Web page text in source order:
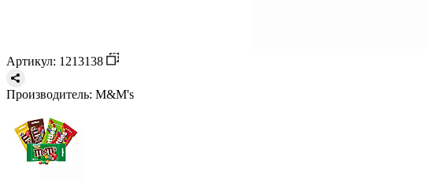
Артикул: 1213138
Производитель: M&M's